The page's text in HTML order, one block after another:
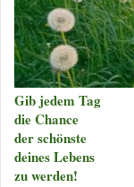
Gib jedem Tag
die Chance
der schönste
deines Lebens
zu werden!